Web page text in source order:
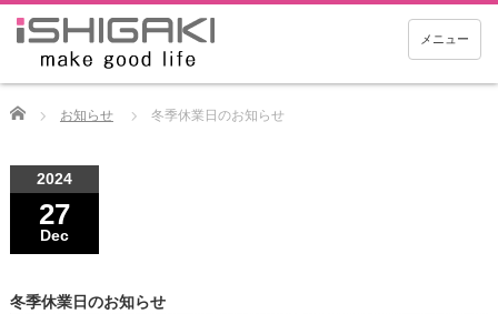
メニュー
Home お知らせ 冬季休業日のお知らせ
2024
27
Dec
冬季休業日のお知らせ